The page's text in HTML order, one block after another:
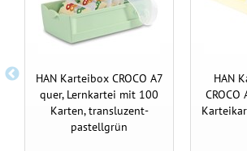
HAN Karteibox CROCO A7
quer, Lernkartei mit 100
Karten, transluzent-
pastellgrün
HAN